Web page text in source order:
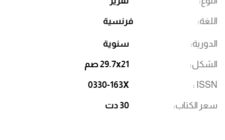
اللغة فرنسية
الدورية سنوية
الشكل 29.7x21 صم
ISSN
0330-163X
سعر الكتاب 30 دت